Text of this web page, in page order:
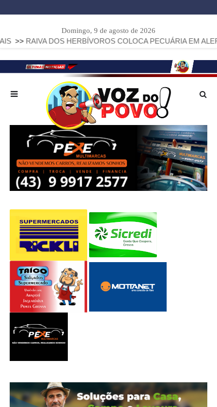
Domingo, 9 de agosto de 2026
DOS HERBÍVOROS COLOCA PECUÁRIA EM ALERTA: